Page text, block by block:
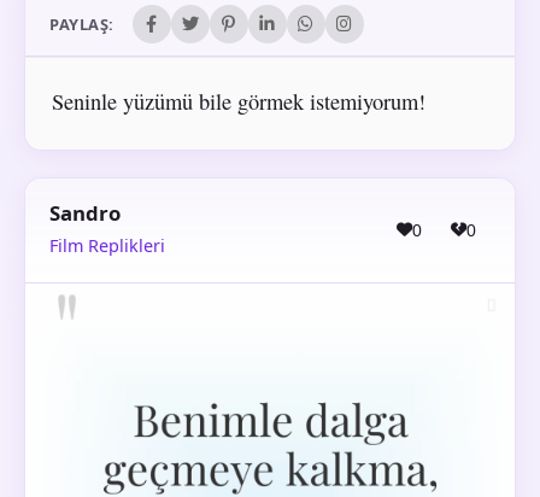
PAYLAŞ:
Seninle yüzümü bile görmek istemiyorum!
Sandro
Film Replikleri
0 0